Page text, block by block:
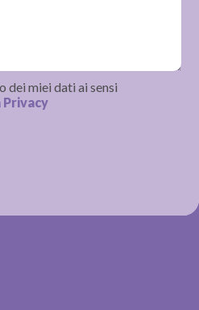
miei dati ai sensi